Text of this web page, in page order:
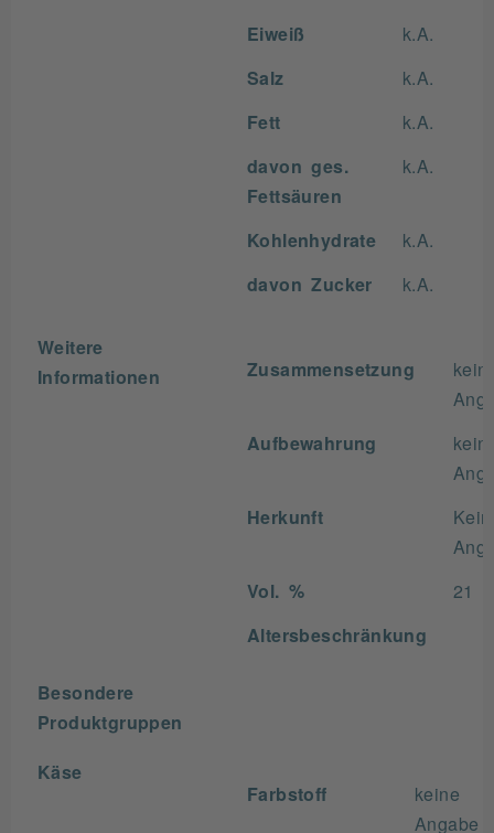
Eiweiß k.A.
Salz k.A.
Fett k.A.
davon ges.
Fettsäuren
k.A.
Kohlenhydrate k.A.
davon Zucker k.A.
Weitere
Informationen
Zusammensetzung
Aufbewahrung
Herkunft
Vol. % 21
Altersbeschränkung
Besondere
Produktgruppen
Käse
Farbstoff
keine
Angabe